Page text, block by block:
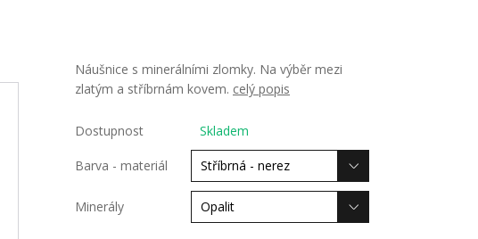
Náušnice s minerálními zlomky. Na výběr mezi
zlatým a stříbrnám kovem. celý popis
Dostupnost Skladem
Barva - materiál
Minerály